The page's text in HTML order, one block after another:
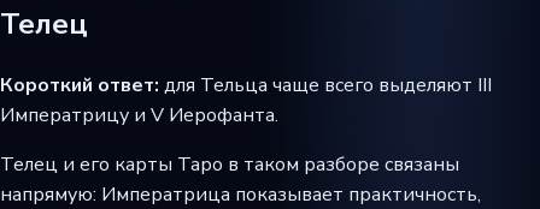
Телец
Короткий ответ: для Тельца чаще всего выделяют III
Императрицу и V Иерофанта.
Телец и его карты Таро в таком разборе связаны
напрямую: Императрица показывает практичность,